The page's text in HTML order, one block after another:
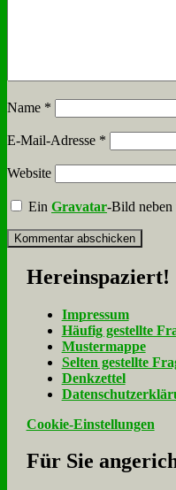
Name *
E-Mail-Adresse *
Website
EinGravatar-Bild neben
Her­ein­spa­ziert!
Im­pres­sum
Häu­fig ge­stell­te
Mu­ster­map­pe
Sel­ten ge­stell­te
Denk­zet­tel
Cookie-Einstellungen
Für Sie